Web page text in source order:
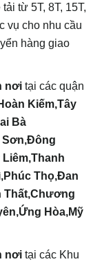
từ 5T, 8T, 15T,
vụ cho nhu cầu
hàng giao
nơi tại các quận
Kiếm,Tây
Bà
Sơn,Đông
Thọ,Đan
Thất,Chương
Hòa,Mỹ
nơi tại các Khu